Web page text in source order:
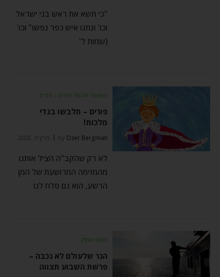
"כי תשא את ראש בני ישראל
וכו' ונתנו איש כפר נפשו" וכו'
(שמות ל'
השקפה וחכמה יהודית ⬦ פורים
פורים – תלבשו בגדי
מלכות!
by Ozer Bergman מרץ 9, 2025
לא רק שהקב"ה הציל אותנו
מהמזימה המרושעת של המן
הרשע, הוא גם סלח לנו
פשוט ועמוק
הנר שלעולם לא נכבה –
פרשת השבוע תצווה